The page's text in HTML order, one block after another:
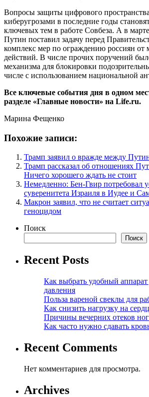
Вопросы защиты цифрового
киберугрозами в последние годы
ключевых тем в работе Совбеза. А в
Путин поставил задачу перед
комплекс мер по ограждению россиян от
действий. В числе прочих поручений
механизма для блокировки
числе с использованием национальной
Все ключевые события дня в одном
разделе «Главные новости» на Life.ru.
Марина Фещенко
Похожие записи:
Трамп заявил о вражде между
Трамп рассказал об отношениях
Ничего хорошего ждать не стоит
Немедленно: Бен-Гвир потребовал
суверенитета Израиля в Иудее и
Макрон заявил, что не считает
геноцидом
Поиск
Поиск
Recent Posts
Как выбрать удобный
давления
Польза вареной свеклы для
Как снизить нагрузку на
Причины вечерних отеков
Как часто нужно сдавать
Recent Comments
Нет комментариев для просмотра.
Archives